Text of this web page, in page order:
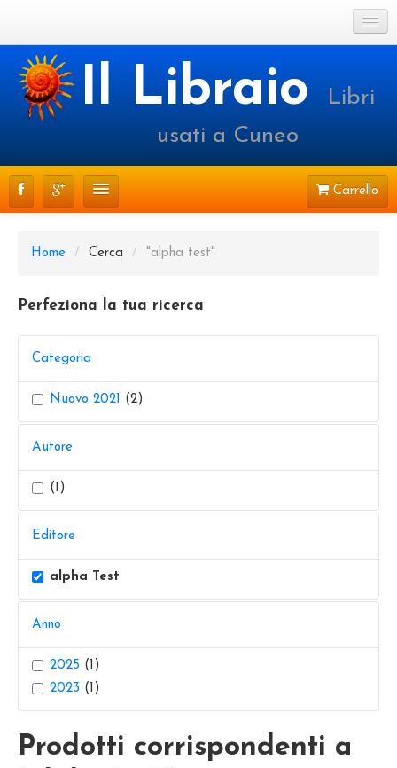
Cookie Policy
Login o registrati
Il LibraioLibri
usati a Cuneo
Carrello
SPEDIZIONI
CONTATTI
Home / Cerca / "alpha test"
Perfeziona la tua ricerca
Categoria
Nuovo 2021 (2)
Autore
(1)
Editore
alpha Test
Anno
2025 (1)
2023 (1)
Prodotti corrispondenti a